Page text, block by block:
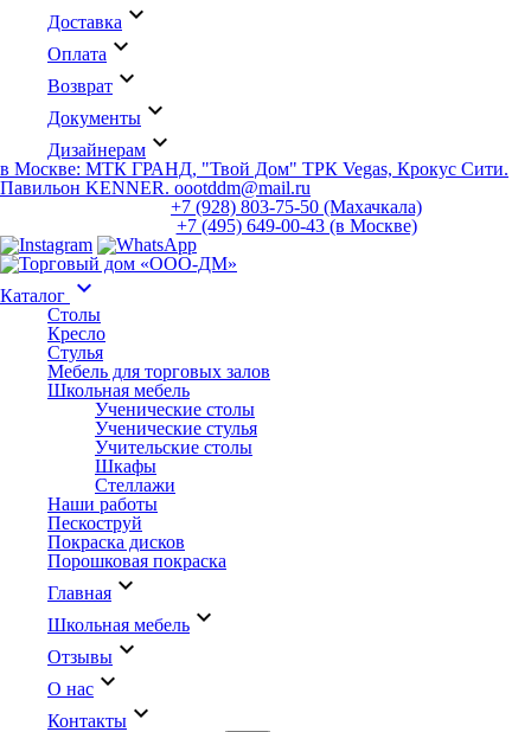
Доставка keyboard_arrow_down
Оплата keyboard_arrow_down
Возврат keyboard_arrow_down
Документы keyboard_arrow_down
Дизайнерам keyboard_arrow_down
в Москве: МТК ГРАНД, "Твой Дом" ТРК Vegas, Крокус Сити.
Павильон KENNER. oootddm@mail.ru
+7 (928) 803-75-50 (Махачкала)
+7 (495) 649-00-43 (в Москве)
Каталог keyboard_arrow_down
Столы
Кресло
Стулья
Мебель для торговых залов
Школьная мебель
Ученические столы
Ученические стулья
Учительские столы
Шкафы
Стеллажи
Наши работы
Пескоструй
Покраска дисков
Порошковая покраска
Главная keyboard_arrow_down
Школьная мебель keyboard_arrow_down
Отзывы keyboard_arrow_down
О нас keyboard_arrow_down
Контакты keyboard_arrow_down